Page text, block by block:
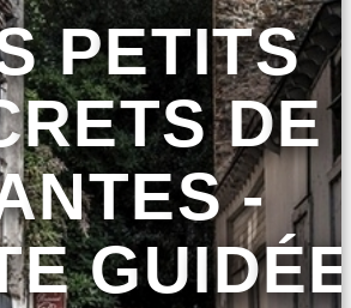
PETITS
DE
-